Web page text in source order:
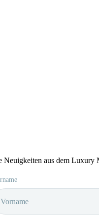
Neuigkeiten aus dem